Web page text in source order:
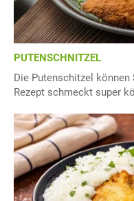
PUTENSCHNITZEL
Die Putenschitzel
Rezept schmeckt super